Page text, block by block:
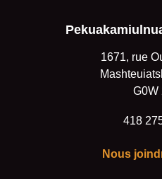
Où
1671, rue
G0W
418
Nous